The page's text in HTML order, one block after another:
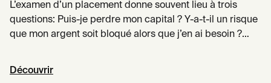
L’examen d’un placement donne souvent lieu à trois
questions: Puis-je perdre mon capital ? Y-a-t-il un risque
que mon argent soit bloqué alors que j’en ai besoin ?
Découvrir